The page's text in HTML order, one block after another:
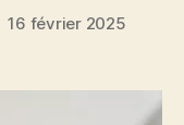
16 février 2025